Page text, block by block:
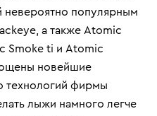
невероятно популярным
а также Atomic
Smoke ti и Atomic
новейшие
технологий фирмы
лыжи намного легче